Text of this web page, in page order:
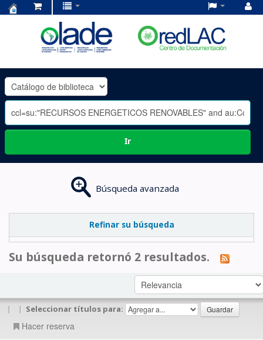
OLADE
-
Ir
Búsqueda avanzada
Refinar su búsqueda
Su búsqueda retornó 2 resultados.
| | Seleccionar títulos para:
Hacer reserva